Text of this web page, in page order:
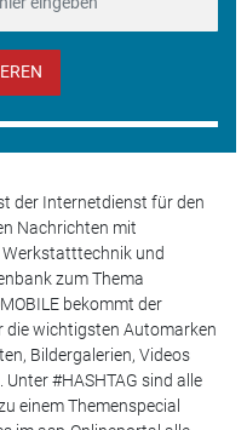
der Internetdienst für den
Nachrichten mit
Werkstatttechnik und
zum Thema
bekommt der
die wichtigsten Automarken
Bildergalerien, Videos
#HASHTAG sind alle
einem Themenspecial